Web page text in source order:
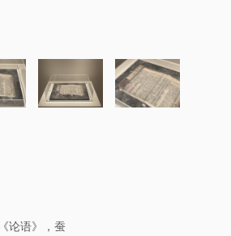
论语》，蚕